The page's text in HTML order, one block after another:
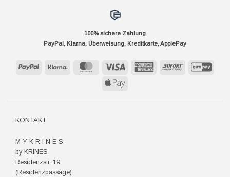
100% sichere Zahlung
PayPal, Klarna, Überweisung, Kreditkarte, ApplePay
PayPal Klarna MasterCard Visa
AmericanSofort
Apple
KONTAKT
M Y K R I N E S
by KRINES
Residenzstr. 19
(Residenzpassage)